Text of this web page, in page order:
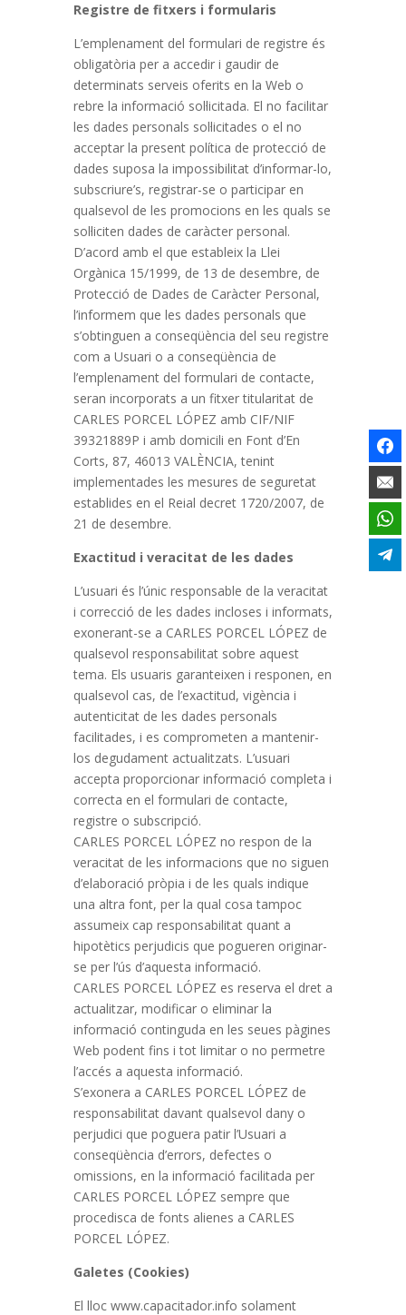
Registre de fitxers i formularis
L’emplenament del formulari de registre és
obligatòria per a accedir i gaudir de
determinats serveis oferits en la Web o
rebre la informació sol·licitada. El no facilitar
les dades personals sol·licitades o el no
acceptar la present política de protecció de
dades suposa la impossibilitat d’informar-lo,
subscriure’s, registrar-se o participar en
qualsevol de les promocions en les quals se
sol·liciten dades de caràcter personal.
D’acord amb el que estableix la Llei
Orgànica 15/1999, de 13 de desembre, de
Protecció de Dades de Caràcter Personal,
l’informem que les dades personals que
s’obtinguen a conseqüència del seu registre
com a Usuari o a conseqüència de
l’emplenament del formulari de contacte,
seran incorporats a un fitxer titularitat de
CARLES PORCEL LÓPEZ amb CIF/NIF
39321889P i amb domicili en Font d’En
Corts, 87, 46013 VALÈNCIA, tenint
implementades les mesures de seguretat
establides en el Reial decret 1720/2007, de
21 de desembre.
Exactitud i veracitat de les dades
L’usuari és l’únic responsable de la veracitat
i correcció de les dades incloses i informats,
exonerant-se a CARLES PORCEL LÓPEZ de
qualsevol responsabilitat sobre aquest
tema. Els usuaris garanteixen i responen, en
qualsevol cas, de l’exactitud, vigència i
autenticitat de les dades personals
facilitades, i es comprometen a mantenir-
los degudament actualitzats. L’usuari
accepta proporcionar informació completa i
correcta en el formulari de contacte,
registre o subscripció.
CARLES PORCEL LÓPEZ no respon de la
veracitat de les informacions que no siguen
d’elaboració pròpia i de les quals indique
una altra font, per la qual cosa tampoc
assumeix cap responsabilitat quant a
hipotètics perjudicis que pogueren originar-
se per l’ús d’aquesta informació.
CARLES PORCEL LÓPEZ es reserva el dret a
actualitzar, modificar o eliminar la
informació continguda en les seues pàgines
Web podent fins i tot limitar o no permetre
l’accés a aquesta informació.
S’exonera a CARLES PORCEL LÓPEZ de
responsabilitat davant qualsevol dany o
perjudici que poguera patir l’Usuari a
conseqüència d’errors, defectes o
omissions, en la informació facilitada per
CARLES PORCEL LÓPEZ sempre que
procedisca de fonts alienes a CARLES
PORCEL LÓPEZ.
Galetes (Cookies)
El lloc www.capacitador.info solament